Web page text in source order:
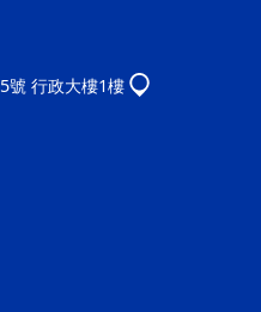
號 行政大樓1樓